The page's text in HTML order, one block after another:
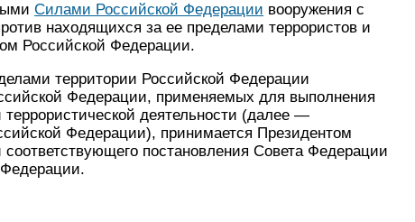
Силами Российской Федерации вооружения с
находящихся за ее пределами террористов и
Российской Федерации.
территории Российской Федерации
Федерации, применяемых для выполнения
деятельности (далее —
Федерации), принимается Президентом
постановления Совета Федерации